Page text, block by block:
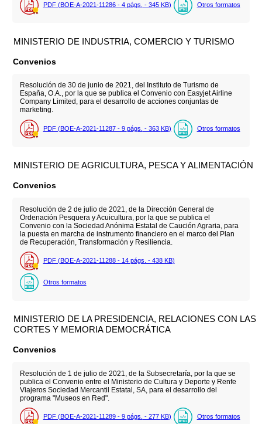
PDF (BOE-A-2021-11286 - 4 págs. - 345 KB) Otros formatos
MINISTERIO DE INDUSTRIA, COMERCIO Y TURISMO
Convenios
Resolución de 30 de junio de 2021, del Instituto de Turismo de
España, O.A., por la que se publica el Convenio con Easyjet Airline
Company Limited, para el desarrollo de acciones conjuntas de
marketing.
PDF (BOE-A-2021-11287 - 9 págs. - 363 KB) Otros formatos
MINISTERIO DE AGRICULTURA, PESCA Y ALIMENTACIÓN
Convenios
Resolución de 2 de julio de 2021, de la Dirección General de
Ordenación Pesquera y Acuicultura, por la que se publica el
Convenio con la Sociedad Anónima Estatal de Caución Agraria, para
la puesta en marcha de instrumento financiero en el marco del Plan
de Recuperación, Transformación y Resiliencia.
PDF (BOE-A-2021-11288 - 14 págs. - 438 KB)
Otros formatos
MINISTERIO DE LA PRESIDENCIA, RELACIONES CON LAS
CORTES Y MEMORIA DEMOCRÁTICA
Convenios
Resolución de 1 de julio de 2021, de la Subsecretaría, por la que se
publica el Convenio entre el Ministerio de Cultura y Deporte y Renfe
Viajeros Sociedad Mercantil Estatal, SA, para el desarrollo del
programa "Museos en Red".
PDF (BOE-A-2021-11289 - 9 págs. - 277 KB) Otros formatos